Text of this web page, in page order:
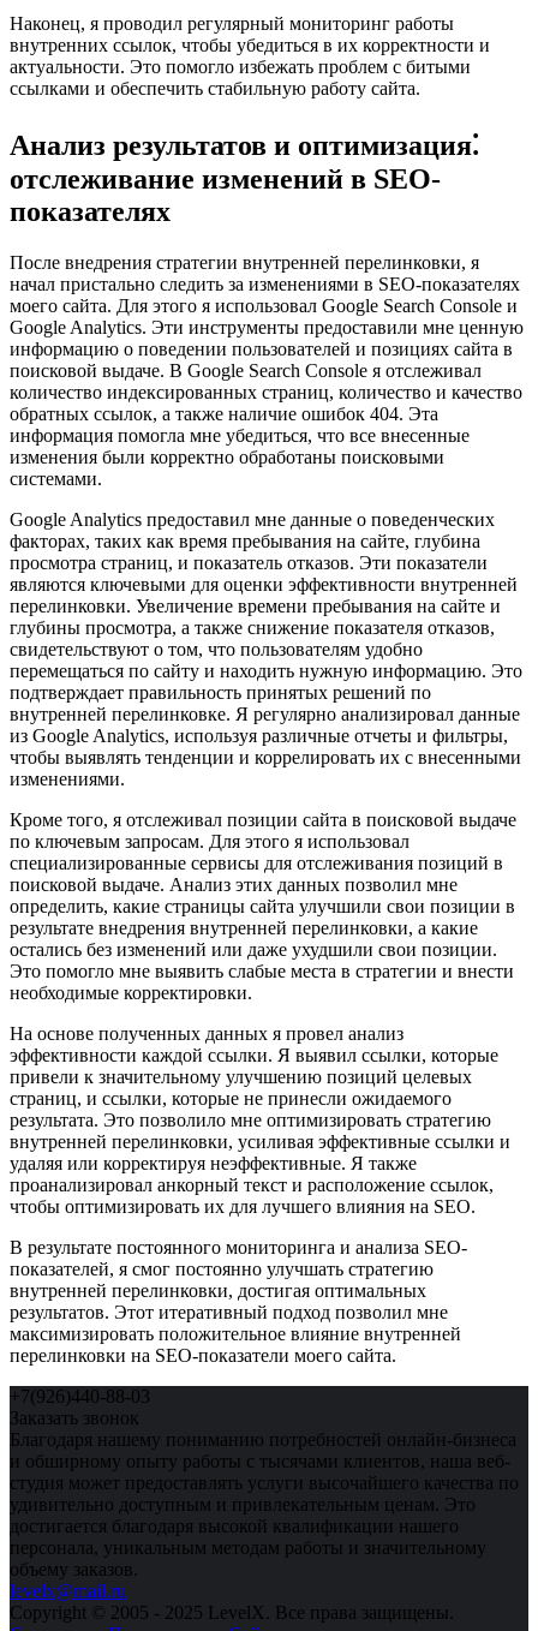
Наконец, я проводил регулярный мониторинг работы
внутренних ссылок, чтобы убедиться в их корректности и
актуальности. Это помогло избежать проблем с битыми
ссылками и обеспечить стабильную работу сайта.
Анализ результатов и оптимизация⁚
отслеживание изменений в SEO-
показателях
После внедрения стратегии внутренней перелинковки, я
начал пристально следить за изменениями в SEO-показателях
моего сайта. Для этого я использовал Google Search Console и
Google Analytics. Эти инструменты предоставили мне ценную
информацию о поведении пользователей и позициях сайта в
поисковой выдаче. В Google Search Console я отслеживал
количество индексированных страниц, количество и качество
обратных ссылок, а также наличие ошибок 404. Эта
информация помогла мне убедиться, что все внесенные
изменения были корректно обработаны поисковыми
системами.
Google Analytics предоставил мне данные о поведенческих
факторах, таких как время пребывания на сайте, глубина
просмотра страниц, и показатель отказов. Эти показатели
являются ключевыми для оценки эффективности внутренней
перелинковки. Увеличение времени пребывания на сайте и
глубины просмотра, а также снижение показателя отказов,
свидетельствуют о том, что пользователям удобно
перемещаться по сайту и находить нужную информацию. Это
подтверждает правильность принятых решений по
внутренней перелинковке. Я регулярно анализировал данные
из Google Analytics, используя различные отчеты и фильтры,
чтобы выявлять тенденции и коррелировать их с внесенными
изменениями.
Кроме того, я отслеживал позиции сайта в поисковой выдаче
по ключевым запросам. Для этого я использовал
специализированные сервисы для отслеживания позиций в
поисковой выдаче. Анализ этих данных позволил мне
определить, какие страницы сайта улучшили свои позиции в
результате внедрения внутренней перелинковки, а какие
остались без изменений или даже ухудшили свои позиции.
Это помогло мне выявить слабые места в стратегии и внести
необходимые корректировки.
На основе полученных данных я провел анализ
эффективности каждой ссылки. Я выявил ссылки, которые
привели к значительному улучшению позиций целевых
страниц, и ссылки, которые не принесли ожидаемого
результата. Это позволило мне оптимизировать стратегию
внутренней перелинковки, усиливая эффективные ссылки и
удаляя или корректируя неэффективные. Я также
проанализировал анкорный текст и расположение ссылок,
чтобы оптимизировать их для лучшего влияния на SEO.
В результате постоянного мониторинга и анализа SEO-
показателей, я смог постоянно улучшать стратегию
внутренней перелинковки, достигая оптимальных
результатов. Этот итеративный подход позволил мне
максимизировать положительное влияние внутренней
перелинковки на SEO-показатели моего сайта.
+7(926)440-88-03
Заказать звонок
Благодаря нашему пониманию потребностей онлайн-бизнеса
и обширному опыту работы с тысячами клиентов, наша веб-
студия может предоставлять услуги высочайшего качества по
удивительно доступным и привлекательным ценам. Это
достигается благодаря высокой квалификации нашего
персонала, уникальным методам работы и значительному
объему заказов.
levelx@mail.ru
Copyright © 2005 - 2025 LevelX. Все права защищены.